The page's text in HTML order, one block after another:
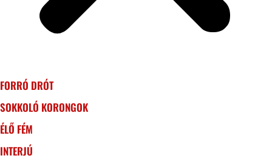
FORRÓ DRÓT
SOKKOLÓ KORONGOK
ÉLŐ FÉM
INTERJÚ